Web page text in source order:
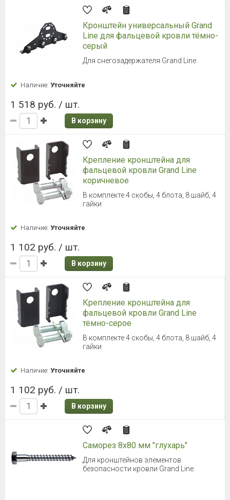
Кронштейн универсальный Grand
Line для фальцевой кровли тёмно-
серый
Для снегозадержателя Grand Line.
Наличие: Уточняйте
1 518 руб. / шт.
В корзину
Крепление кронштейна для
фальцевой кровли Grand Line
коричневое
В комплекте 4 скобы, 4 блота, 8 шайб, 4
гайки
Наличие: Уточняйте
1 102 руб. / шт.
В корзину
Крепление кронштейна для
фальцевой кровли Grand Line
тёмно-серое
В комплекте 4 скобы, 4 блота, 8 шайб, 4
гайки
Наличие: Уточняйте
1 102 руб. / шт.
В корзину
Саморез 8х80 мм "глухарь"
Для кронштейнов элементов
безопасности кровли Grand Line.